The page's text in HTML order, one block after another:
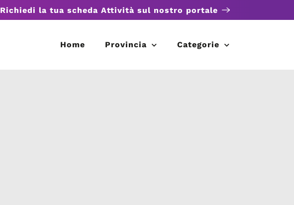
Richiedi la tua scheda Attività sul nostro portale
Home Provincia Categorie